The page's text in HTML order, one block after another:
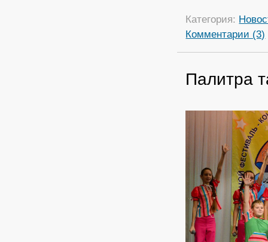
Категория:
Комментарии (3)
Палитра